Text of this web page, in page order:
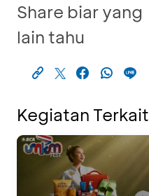
Share biar yang
lain tahu
Kegiatan Terkait